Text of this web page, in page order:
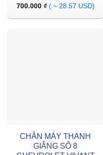
700.000 ₫ ( ~ 28.57 USD)
CHÂN MÁY THANH
GIẰNG SỐ 8